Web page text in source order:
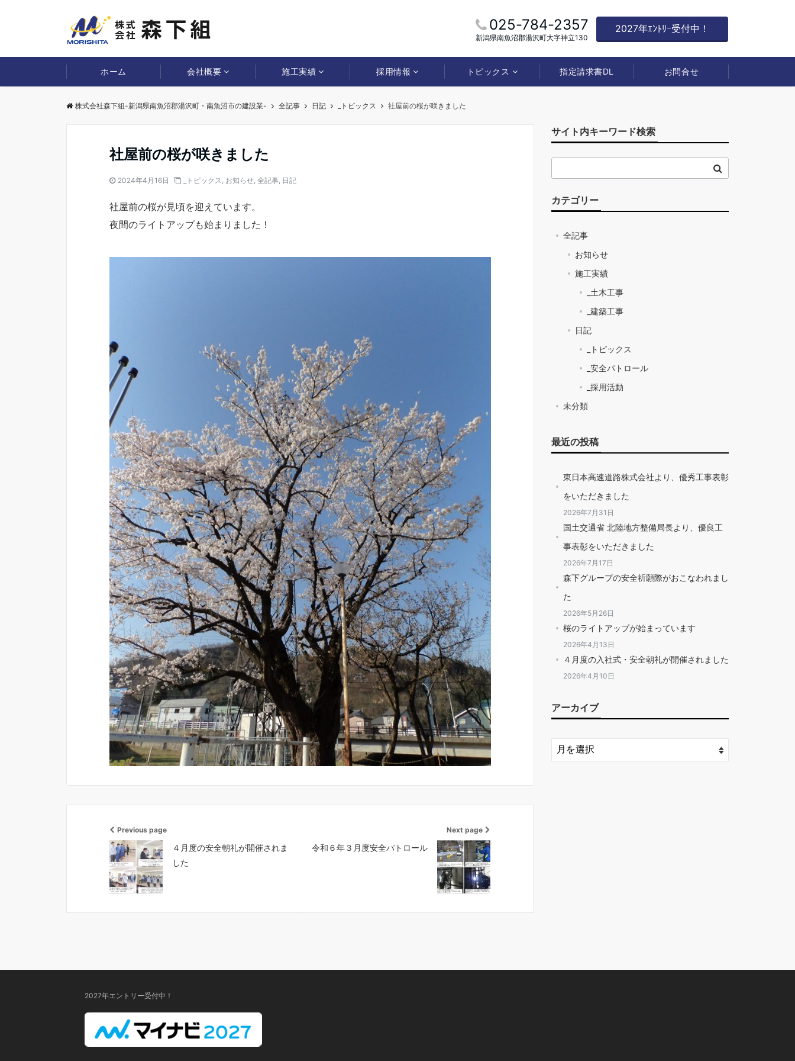
025-784-2357
新潟県南魚沼郡湯沢町大字神立130
2027年ｴﾝﾄﾘｰ受付中！
ホーム 会社概要 施工実績 採用情報 トピックス 指定請求書DL お問合せ
株式会社森下組-新潟県南魚沼郡湯沢町・南魚沼市の建設業- 全記事 日記 _トピックス 社屋前の桜が咲きました
社屋前の桜が咲きました
2024年4月16日 _トピックス, お知らせ, 全記事, 日記
社屋前の桜が見頃を迎えています。
夜間のライトアップも始まりました！
Previous page
４月度の安全朝礼が開催されま
した
Next page
令和６年３月度安全パトロール
サイト内キーワード検索
カテゴリー
全記事
お知らせ
施工実績
_土木工事
_建築工事
日記
_トピックス
_安全パトロール
_採用活動
未分類
最近の投稿
東日本高速道路株式会社より、優秀工事表彰
をいただきました
2026年7月31日
国土交通省 北陸地方整備局長より、優良工
事表彰をいただきました
2026年7月17日
森下グループの安全祈願際がおこなわれまし
た
2026年5月26日
桜のライトアップが始まっています
2026年4月13日
４月度の入社式・安全朝礼が開催されました
2026年4月10日
アーカイブ
2027年エントリー受付中！